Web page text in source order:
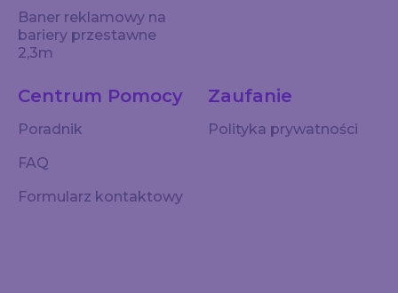
Baner reklamowy na
bariery przestawne
2,3m
Centrum Pomocy
Poradnik
FAQ
Formularz kontaktowy
Zaufanie
Polityka prywatności